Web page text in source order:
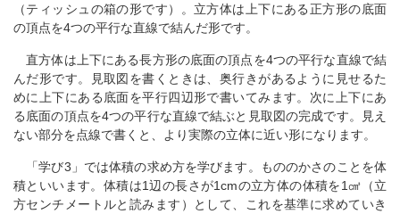
（ティッシュの箱の形です）。立方体は上下にある正方形の底面
の頂点を4つの平行な直線で結んだ形です。
直方体は上下にある長方形の底面の頂点を4つの平行な直線で結
んだ形です。見取図を書くときは、奥行きがあるように見せるた
めに上下にある底面を平行四辺形で書いてみます。次に上下にあ
る底面の頂点を4つの平行な直線で結ぶと見取図の完成です。見え
ない部分を点線で書くと、より実際の立体に近い形になります。
「学び3」では体積の求め方を学びます。もののかさのことを体
積といいます。体積は1辺の長さが1cmの立方体の体積を1㎤（立
方センチメートルと読みます）として、これを基準に求めていき